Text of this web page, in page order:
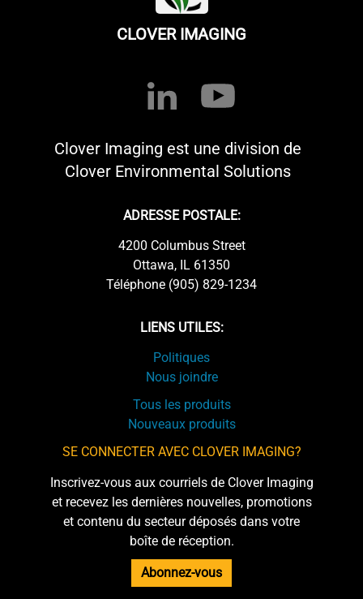
CLOVER IMAGING
Clover Imaging est une division de
Clover Environmental Solutions
ADRESSE POSTALE:
4200 Columbus Street
Ottawa, IL 61350
Téléphone (905) 829-1234
LIENS UTILES:
Politiques
Nous joindre
Tous les produits
Nouveaux produits
SE CONNECTER AVEC CLOVER IMAGING?
Inscrivez-vous aux courriels de Clover Imaging
et recevez les dernières nouvelles, promotions
et contenu du secteur déposés dans votre
boîte de réception.
Abonnez-vous